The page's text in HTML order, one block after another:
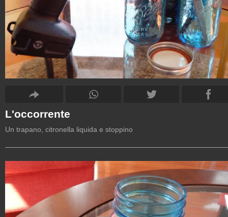
L'occorrente
Un trapano, citronella liquida e stoppino